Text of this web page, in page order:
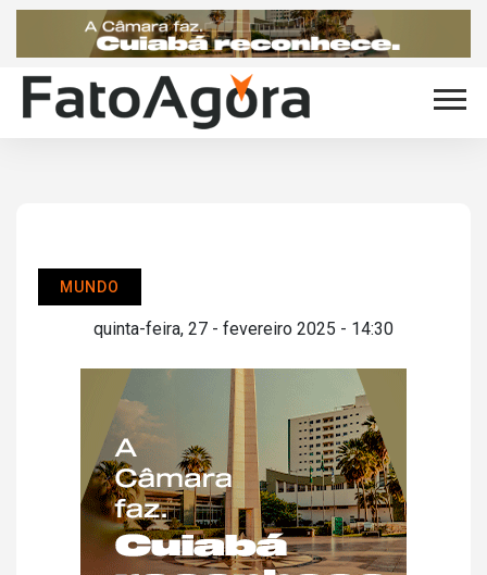
MUNDO
quinta-feira, 27 - fevereiro 2025 - 14:30